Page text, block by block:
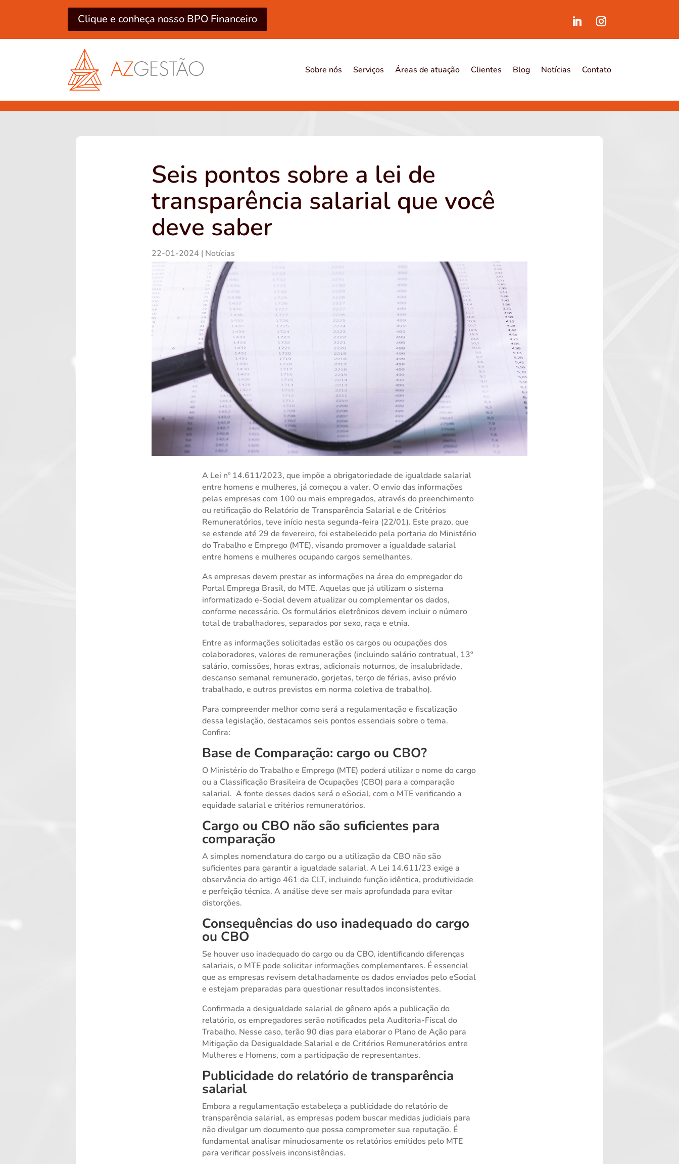
Clique e conheça nosso BPO Financeiro
Sobre nós Serviços Áreas de atuação Clientes Blog Notícias Contato
Seis pontos sobre a lei de
transparência salarial que você
deve saber
22-01-2024 | Notícias
A Lei nº 14.611/2023, que impõe a obrigatoriedade de igualdade salarial
entre homens e mulheres, já começou a valer. O envio das informações
pelas empresas com 100 ou mais empregados, através do preenchimento
ou retificação do Relatório de Transparência Salarial e de Critérios
Remuneratórios, teve início nesta segunda-feira (22/01). Este prazo, que
se estende até 29 de fevereiro, foi estabelecido pela portaria do Ministério
do Trabalho e Emprego (MTE), visando promover a igualdade salarial
entre homens e mulheres ocupando cargos semelhantes.
As empresas devem prestar as informações na área do empregador do
Portal Emprega Brasil, do MTE. Aquelas que já utilizam o sistema
informatizado e-Social devem atualizar ou complementar os dados,
conforme necessário. Os formulários eletrônicos devem incluir o número
total de trabalhadores, separados por sexo, raça e etnia.
Entre as informações solicitadas estão os cargos ou ocupações dos
colaboradores, valores de remunerações (incluindo salário contratual, 13º
salário, comissões, horas extras, adicionais noturnos, de insalubridade,
descanso semanal remunerado, gorjetas, terço de férias, aviso prévio
trabalhado, e outros previstos em norma coletiva de trabalho).
Para compreender melhor como será a regulamentação e fiscalização
dessa legislação, destacamos seis pontos essenciais sobre o tema.
Confira:
Base de Comparação: cargo ou CBO?
O Ministério do Trabalho e Emprego (MTE) poderá utilizar o nome do cargo
ou a Classificação Brasileira de Ocupações (CBO) para a comparação
salarial. A fonte desses dados será o eSocial, com o MTE verificando a
equidade salarial e critérios remuneratórios.
Cargo ou CBO não são suficientes para
comparação
A simples nomenclatura do cargo ou a utilização da CBO não são
suficientes para garantir a igualdade salarial. A Lei 14.611/23 exige a
observância do artigo 461 da CLT, incluindo função idêntica, produtividade
e perfeição técnica. A análise deve ser mais aprofundada para evitar
distorções.
Consequências do uso inadequado do cargo
ou CBO
Se houver uso inadequado do cargo ou da CBO, identificando diferenças
salariais, o MTE pode solicitar informações complementares. É essencial
que as empresas revisem detalhadamente os dados enviados pelo eSocial
e estejam preparadas para questionar resultados inconsistentes.
Confirmada a desigualdade salarial de gênero após a publicação do
relatório, os empregadores serão notificados pela Auditoria-Fiscal do
Trabalho. Nesse caso, terão 90 dias para elaborar o Plano de Ação para
Mitigação da Desigualdade Salarial e de Critérios Remuneratórios entre
Mulheres e Homens, com a participação de representantes.
Publicidade do relatório de transparência
salarial
Embora a regulamentação estabeleça a publicidade do relatório de
transparência salarial, as empresas podem buscar medidas judiciais para
não divulgar um documento que possa comprometer sua reputação. É
fundamental analisar minuciosamente os relatórios emitidos pelo MTE
para verificar possíveis inconsistências.